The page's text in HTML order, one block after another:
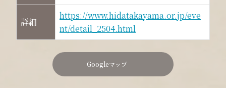
詳細
https://www.hidatakayama.or.jp/eve
nt/detail_2504.html
Googleマップ